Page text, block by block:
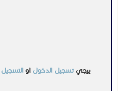
يرجيتسجيل الدخول او التسجيل